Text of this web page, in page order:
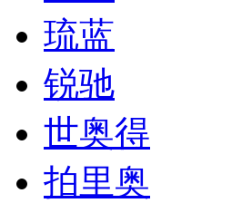
琉蓝
锐驰
世奥得
拍里奥